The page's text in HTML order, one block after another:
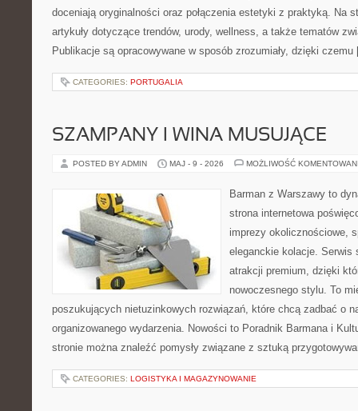
doceniają oryginalności oraz połączenia estetyki z praktyką. Na
artykuły dotyczące trendów, urody, wellness, a także tematów
Publikacje są opracowywane w sposób zrozumiały, dzięki
CATEGORIES: PORTUGALIA
SZAMPANY I WINA MUSUJĄCE
POSTED BY ADMIN MAJ - 9 - 2026 MOŻLIWOŚĆ
Barman z Warszawy to
strona internetowa
imprezy okolicznościowe,
eleganckie kolacje. Serwis
atrakcji premium, dzięki
nowoczesnego stylu. To
poszukujących nietuzinkowych rozwiązań, które chcą zadbać o
organizowanego wydarzenia. Nowości to Poradnik Barmana i
stronie można znaleźć pomysły związane z sztuką
CATEGORIES: LOGISTYKA I MAGAZYNOWANIE